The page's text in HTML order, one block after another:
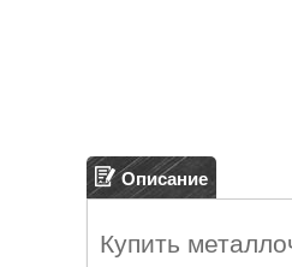
Описание
Купить